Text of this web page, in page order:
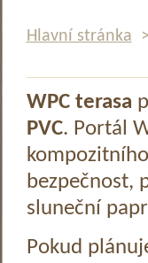
Hlavní stránka
WPC terasa
PVC. Portál
bezpečnost,
sluneční
Pokud